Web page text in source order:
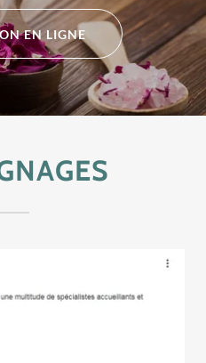
EN LIGNE